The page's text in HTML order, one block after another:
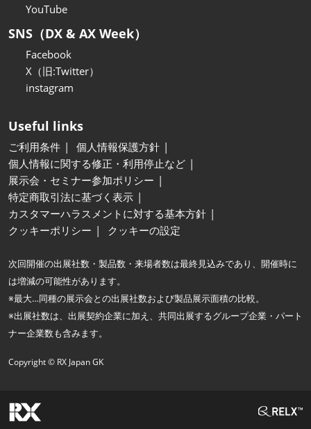
YouTube
SNS（DX & AX Week）
Facebook
X（旧:Twitter）
instagram
Useful links
ご利用条件
個人情報保護方針
個人情報に関する修正・利用停止など
展示会・セミナー参加ポリシー
特定商取引法に基づく表示
カスタマーハラスメントに対する基本方針
クッキーポリシー
クッキーの設定
次回開催の出展社数・製品数・来場者数は最終見込みであり、開催時に
は増減の可能性があります。
※最大…同種の展示会との出展社数および製品展示面積の比較。
※出展社数は、出展契約企業に加え、共同出展するグループ企業・パート
ナー企業数も含みます。
Copyright © RX Japan GK